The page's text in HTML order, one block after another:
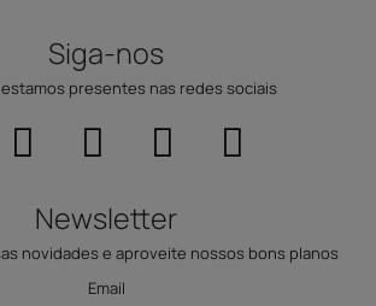
Siga-nos
presentes nas redes sociais
Newsletter
novidades e aproveite nossos bons planos
Email